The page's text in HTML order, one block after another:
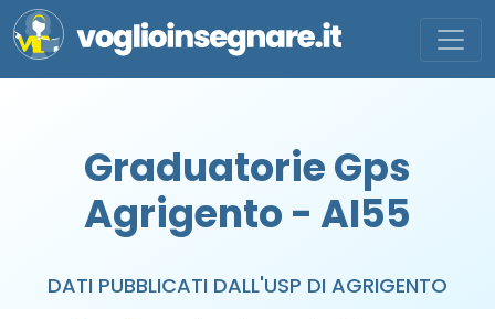
Graduatorie Gps
Agrigento - AI55
DATI PUBBLICATI DALL'USP DI AGRIGENTO